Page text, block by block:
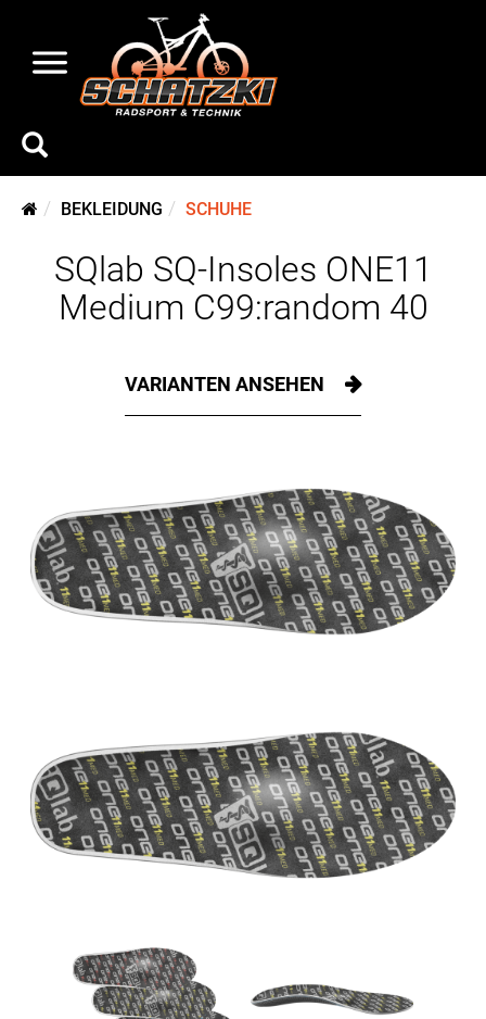
BEKLEIDUNG SCHUHE
SQlab SQ-Insoles ONE11
Medium C99:random 40
VARIANTEN ANSEHEN